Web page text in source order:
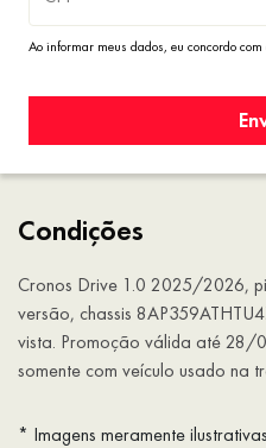
Condições
Cronos Drive 1.0 2025/2026,
versão, chassis
vista. Promoção válida até
somente com veículo usado na
* Imagens meramente
Ao informar meus dados, eu concordo com